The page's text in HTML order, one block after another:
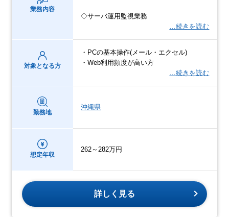
業務内容
◇サーバ運用監視業務
…続きを読む
対象となる方
・PCの基本操作(メール・エクセル)
・Web利用頻度が高い方
…続きを読む
勤務地
沖縄県
想定年収
262～282万円
詳しく見る